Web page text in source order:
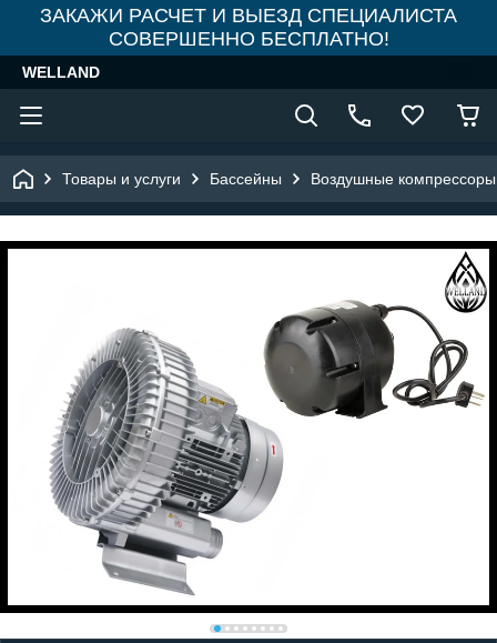
ЗАКАЖИ РАСЧЕТ И ВЫЕЗД СПЕЦИАЛИСТА
СОВЕРШЕННО БЕСПЛАТНО!
WELLAND
Товары и услуги Бассейны Воздушные